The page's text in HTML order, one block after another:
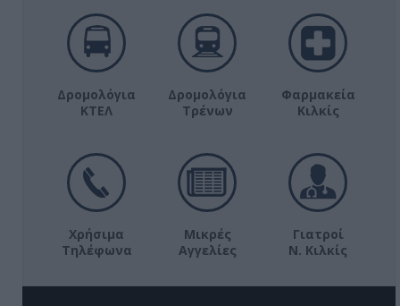
Δρομολόγια
ΚΤΕΛ
Δρομολόγια
Τρένων
Φαρμακεία
Κιλκίς
Χρήσιμα
Τηλέφωνα
Μικρές
Αγγελίες
Γιατροί
Ν. Κιλκίς